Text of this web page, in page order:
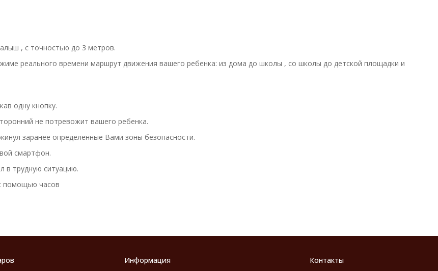
, с точностью до 3 метров.
реального времени маршрут движения вашего ребенка: из дома до школы , со школы до детской площадки и
одну кнопку.
не потревожит вашего ребенка.
заранее определенные Вами зоны безопасности.
смартфон.
в трудную ситуацию.
помощью часов
Информация Контакты